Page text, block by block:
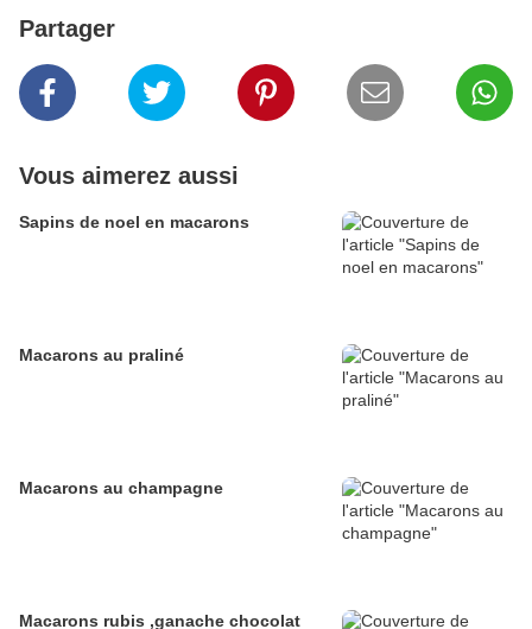
Partager
Vous aimerez aussi
Sapins de noel en macarons
Macarons au praliné
Macarons au champagne
Macarons rubis ,ganache chocolat